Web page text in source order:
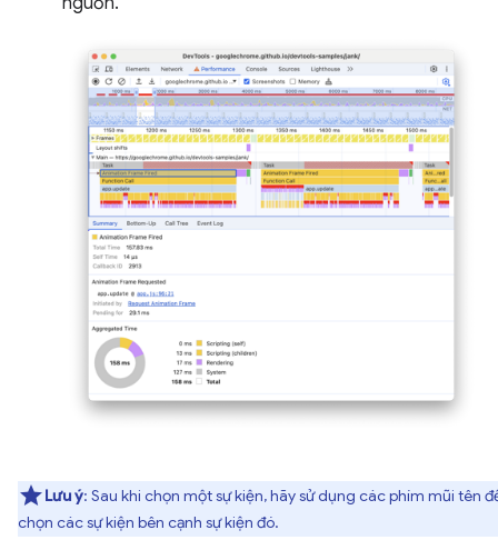
Lưu ý: Sau khi chọn một sự kiện, hãy sử dụng các phím mũi tên
chọn các sự kiện bên cạnh sự kiện đó.